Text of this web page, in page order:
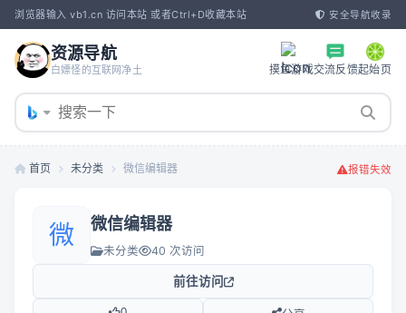
浏览器输入 vb1.cn 访问本站 或者Ctrl+D收藏本站 安全导航收录
资源导航
白嫖怪的互联网净土 摸鱼游戏交流反馈起始页
首页 未分类 微信编辑器 报错失效
微 微信编辑器
未分类 40 次访问
前往访问